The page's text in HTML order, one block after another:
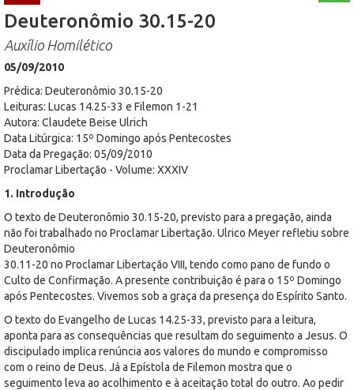
Deuteronômio 30.15-20
Auxílio Homilético
05/09/2010
Prédica: Deuteronômio 30.15-20
Leituras: Lucas 14.25-33 e Filemon 1-21
Autora: Claudete Beise Ulrich
Data Litúrgica: 15º Domingo após Pentecostes
Data da Pregação: 05/09/2010
Proclamar Libertação - Volume: XXXIV
1. Introdução
O texto de Deuteronômio 30.15-20, previsto para a pregação, ainda
não foi trabalhado no Proclamar Libertação. Ulrico Meyer refletiu sobre
Deuteronômio
30.11-20 no Proclamar Libertação VIII, tendo como pano de fundo o
Culto de Confirmação. A presente contribuição é para o 15º Domingo
após Pentecostes. Vivemos sob a graça da presença do Espírito Santo.
O texto do Evangelho de Lucas 14.25-33, previsto para a leitura,
aponta para as consequências que resultam do seguimento a Jesus. O
discipulado implica renúncia aos valores do mundo e compromisso
com o reino de Deus. Já a Epístola de Filemon mostra que o
seguimento leva ao acolhimento e à aceitação total do outro. Ao pedir